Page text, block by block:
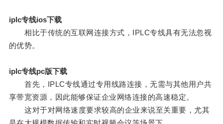
iplc专线ios下载
相比于传统的互联网连接方式，IPLC专线具有无法忽视
的优势。
iplc专线pc版下载
首先，IPLC专线通过专用线路连接，无需与其他用户共
享带宽资源，因此能够保证企业网络连接的高速稳定。
这对于对网络速度要求较高的企业来说至关重要，尤其